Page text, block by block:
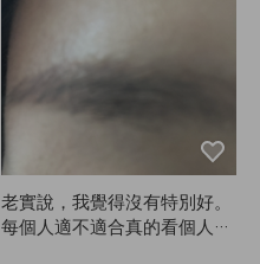
老實說，我覺得沒有特別好。
每個人適不適合真的看個人。